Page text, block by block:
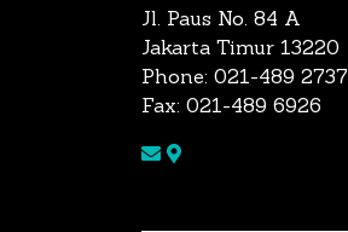
Jl. Paus No. 84 A
Jakarta Timur 13220
Phone: 021-489 2737
Fax: 021-489 6926